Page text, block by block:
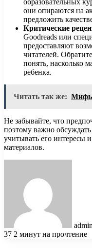
образовательных
они опираются на
предложить
Критические
Goodreads или
предоставляют
читателей.
понять, насколько
ребенка.
Читать так же: Мифы
Не забывайте, что
поэтому важно
учитывать его интересы
материалов.
admin
37 2 минут на прочтение